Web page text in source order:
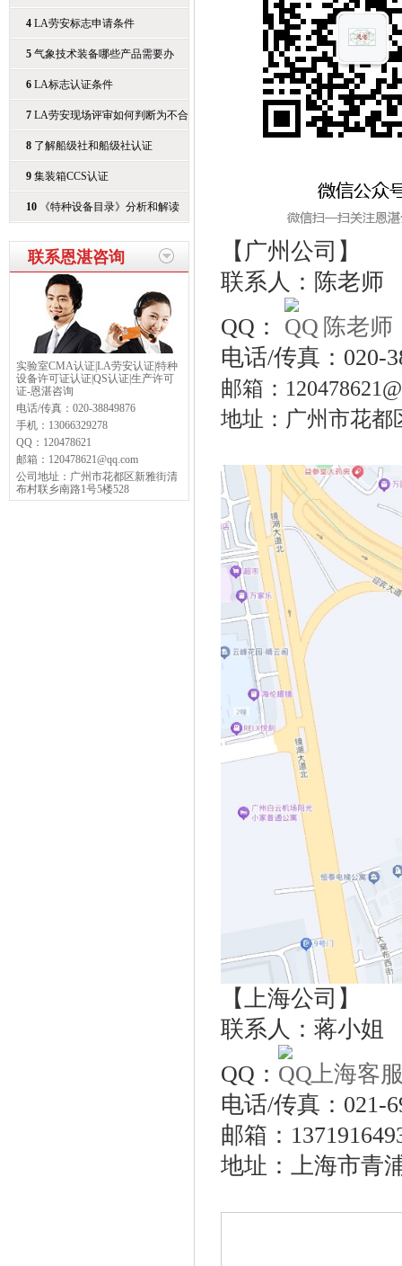
书
4 LA劳安标志申请条件
5 气象技术装备哪些产品需要办
6 LA标志认证条件
7 LA劳安现场评审如何判断为不合
8 了解船级社和船级社认证
9 集装箱CCS认证
10 《特种设备目录》分析和解读
联系恩湛咨询
实验室CMA认证|LA劳安认证|特种
设备许可证认证|QS认证|生产许可
证-恩湛咨询
电话/传真： 020-38849876
手机： 13066329278
QQ： 120478621
邮箱： 120478621@qq.com
公司地址： 广州市花都区新雅街清
布村联乡南路1号5楼528
【广州公司】
联系人：陈老
QQ：
陈老师
电话/传真：020-
邮箱：
地址：广州市花都
【上海公司】
联系人：蒋小姐
QQ：
上海客
电话/传真：021-
邮箱：
地址：上海市青